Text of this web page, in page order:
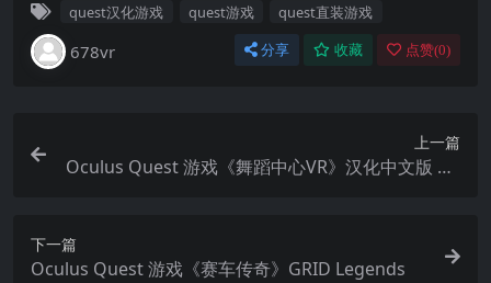
quest汉化游戏 quest游戏 quest直装游戏
678vr 分享 收藏 点赞(0)
上一篇
Oculus Quest 游戏《舞蹈中心VR》汉化中文版 Da
下一篇
Oculus Quest 游戏《赛车传奇》GRID Legends